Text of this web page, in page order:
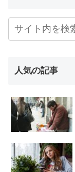
人気の記事